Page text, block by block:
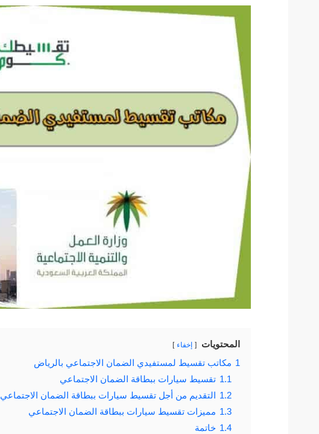
المحتويات إخفاء
1 مكاتب تقسيط لمستفيدي الضمان الاجتماعي بالرياض
1.1 تقسيط سيارات ببطاقة الضمان الاجتماعي
1.2 التقديم من أجل تقسيط سيارات ببطاقة الضمان الاجتماعي
1.3 مميزات تقسيط سيارات ببطاقة الضمان الاجتماعي
1.4 خاتمة